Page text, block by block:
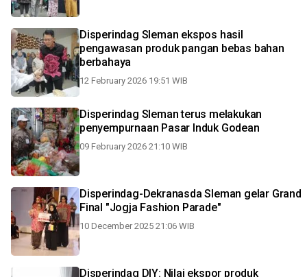
Disperindag Sleman ekspos hasil
pengawasan produk pangan bebas bahan
berbahaya
12 February 2026 19:51 WIB
Disperindag Sleman terus melakukan
penyempurnaan Pasar Induk Godean
09 February 2026 21:10 WIB
Disperindag-Dekranasda Sleman gelar Grand
Final "Jogja Fashion Parade"
10 December 2025 21:06 WIB
Disperindag DIY: Nilai ekspor produk